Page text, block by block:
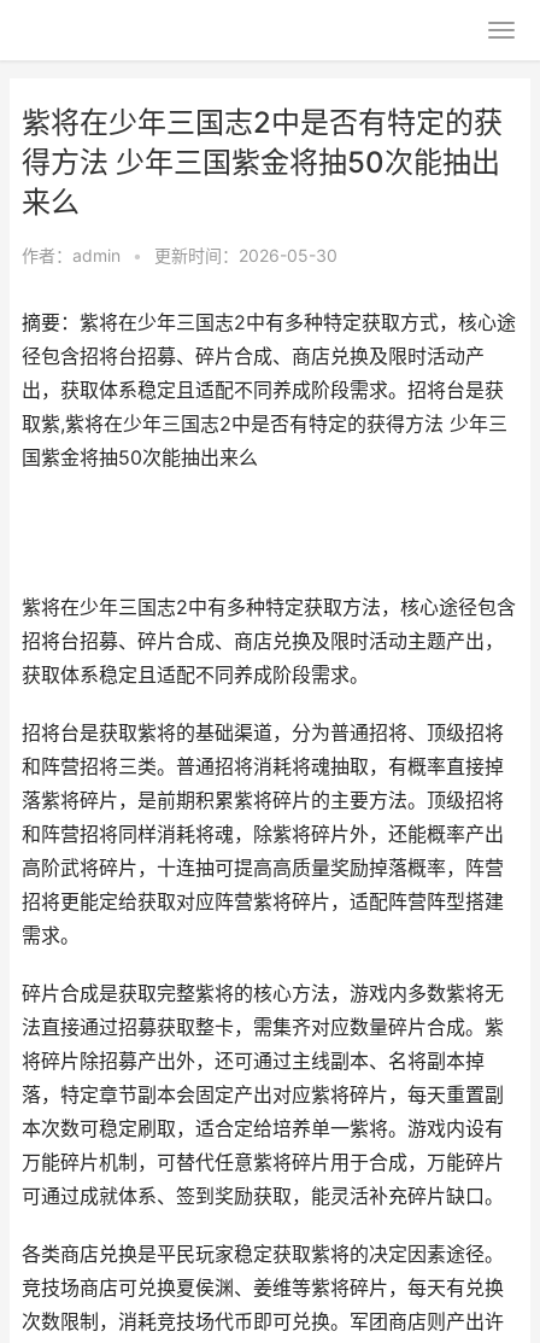
紫将在少年三国志2中是否有特定的获
得方法 少年三国紫金将抽50次能抽出
来么
作者： admin • 更新时间：2026-05-30
摘要：紫将在少年三国志2中有多种特定获取方式，核心途
径包含招将台招募、碎片合成、商店兑换及限时活动产
出，获取体系稳定且适配不同养成阶段需求。招将台是获
取紫,紫将在少年三国志2中是否有特定的获得方法 少年三
国紫金将抽50次能抽出来么
紫将在少年三国志2中有多种特定获取方法，核心途径包含
招将台招募、碎片合成、商店兑换及限时活动主题产出，
获取体系稳定且适配不同养成阶段需求。
招将台是获取紫将的基础渠道，分为普通招将、顶级招将
和阵营招将三类。普通招将消耗将魂抽取，有概率直接掉
落紫将碎片，是前期积累紫将碎片的主要方法。顶级招将
和阵营招将同样消耗将魂，除紫将碎片外，还能概率产出
高阶武将碎片，十连抽可提高高质量奖励掉落概率，阵营
招将更能定给获取对应阵营紫将碎片，适配阵营阵型搭建
需求。
碎片合成是获取完整紫将的核心方法，游戏内多数紫将无
法直接通过招募获取整卡，需集齐对应数量碎片合成。紫
将碎片除招募产出外，还可通过主线副本、名将副本掉
落，特定章节副本会固定产出对应紫将碎片，每天重置副
本次数可稳定刷取，适合定给培养单一紫将。游戏内设有
万能碎片机制，可替代任意紫将碎片用于合成，万能碎片
可通过成就体系、签到奖励获取，能灵活补充碎片缺口。
各类商店兑换是平民玩家稳定获取紫将的决定因素途径。
竞技场商店可兑换夏侯渊、姜维等紫将碎片，每天有兑换
次数限制，消耗竞技场代币即可兑换。军团商店则产出许